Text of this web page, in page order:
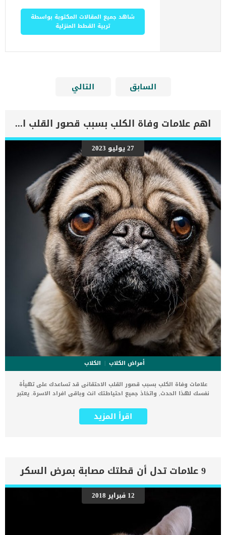
شاهد جميع المقالات المكتوبة بواسطة
تربية القطط المنزلية
السابق التالي
اهم علامات وفاة الكلب بسبب قصور القلب الاحتقانى
27 يوليو 2023
أمراض الكلاب
الكلاب
علامات وفاة الكلب بسبب قصور القلب الاحتقانى قد تساعدك على تهيأة
نفسك لهذا الحدث, واتخاذ جميع احتياطتك انت وباقى افراد الاسرة. يعتبر
يتعرض لها جميع الكائنات الحية بما فى ذلك الكلاب والقطط. كما ان القلب
يعتبر عضوا رئيسيا فى جسم الكلاب, واى قصور به يعتبر قصور فى باقى
اعراض وعلامات تضخم القلب عند الكلاب فى هذا المقال سنطلعك على
بعض العلامات التي تشير إلى أن كلبك قد اقترب من مرحلة يحتافيها إلى
رعاية المسنين أو قد تفكر في القتل الرحيم. يمكننا اختصار هذه العلامات
على شكل مجموعة من المراحل التى يتدرجها الكلب الى ان يصل الى
النهاية. اهم علامات وفاة الكلاب بسبب قصور القلب الاحتقانى كما ذكرنا
ستكون هذه العلامات عبارة عن مراحل متدرجة الى المرحلة الاخيرة وهى
الوفاة. _المرحلة الاولى, تظهر ان الكلب معرض لخطر الإصابة بسرطان
القلب ، ولكن ليس لديه أعراض ولا تغييرات في القلب. _المرحلة
اقرأ المزيد
9 علامات تدل أن قطتك مصابة بمرض السكر
12 فبراير 2018